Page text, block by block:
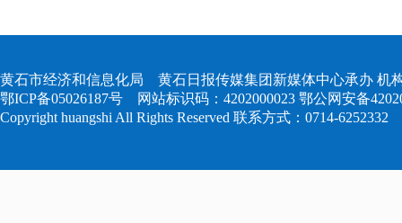
黄石市经济和信息化局 黄石日报传媒集团新媒体中心承办 机
鄂ICP备05026187号 网站标识码：4202000023 鄂公网安备
Copyright huangshi All Rights Reserved 联系方式：0714-6252332